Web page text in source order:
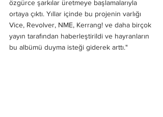
özgürce şarkılar üretmeye başlamalarıyla
ortaya çıktı. Yıllar içinde bu projenin varlığı
Vice, Revolver, NME, Kerrang! ve daha birçok
yayın tarafından haberleştirildi ve hayranların
bu albümü duyma isteği giderek arttı."